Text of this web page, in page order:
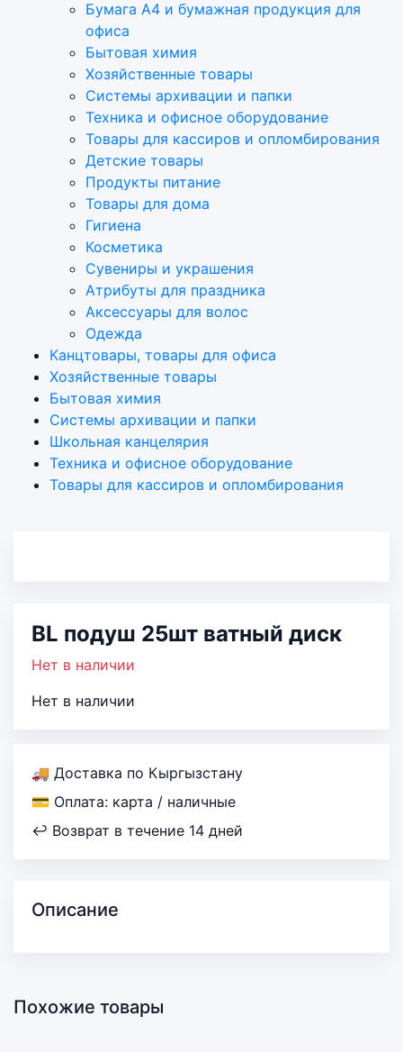
Бумага А4 и бумажная продукция для
офиса
Бытовая химия
Хозяйственные товары
Системы архивации и папки
Техника и офисное оборудование
Товары для кассиров и опломбирования
Детские товары
Продукты питание
Товары для дома
Гигиена
Косметика
Сувениры и украшения
Атрибуты для праздника
Аксеcсуары для волос
Одежда
Канцтовары, товары для офиса
Хозяйственные товары
Бытовая химия
Системы архивации и папки
Школьная канцелярия
Техника и офисное оборудование
Товары для кассиров и опломбирования
BL подуш 25шт ватный диск
Нет в наличии
Нет в наличии
🚚 Доставка по Кыргызстану
💳 Оплата: карта / наличные
↩ Возврат в течение 14 дней
Описание
Похожие товары